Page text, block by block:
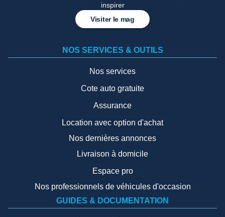
inspirer
Visiter le mag
NOS SERVICES & OUTILS
Nos services
Cote auto gratuite
Assurance
Location avec option d'achat
Nos dernières annonces
Livraison à domicile
Espace pro
Nos professionnels de véhicules d'occasion
GUIDES & DOCUMENTATION